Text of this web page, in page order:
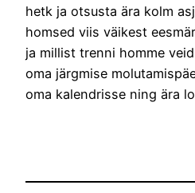
hetk ja otsusta ära kolm
homsed viis väikest
ja millist trenni homme
oma järgmise
oma kalendrisse ning ära